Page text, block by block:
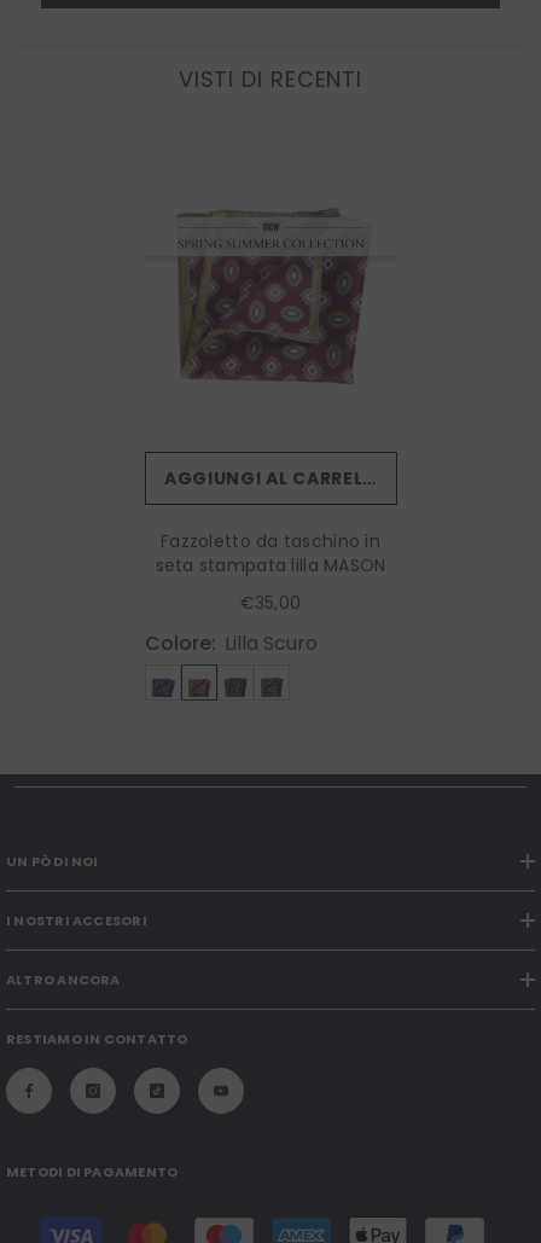
VISTI DI RECENTI
AGGIUNGI AL CARRELLO
Fazzoletto da taschino in
seta stampata lilla MASON
€35,00
Colore: Lilla Scuro
UN PÒ DI NOI
I NOSTRI ACCESORI
ALTRO ANCORA
RESTIAMO IN CONTATTO
METODI DI PAGAMENTO
Modalità